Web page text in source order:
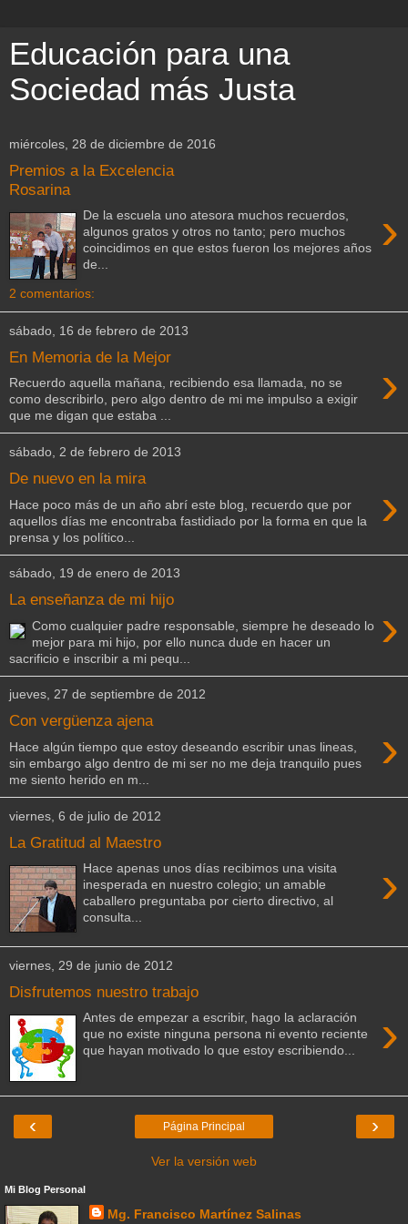
Educación para una
Sociedad más Justa
miércoles, 28 de diciembre de 2016
Premios a la Excelencia
Rosarina
›
De la escuela uno atesora muchos recuerdos,
algunos gratos y otros no tanto; pero muchos
coincidimos en que estos fueron los mejores años
de...
2 comentarios:
sábado, 16 de febrero de 2013
En Memoria de la Mejor ›
Recuerdo aquella mañana, recibiendo esa llamada, no se
como describirlo, pero algo dentro de mi me impulso a exigir
que me digan que estaba ...
sábado, 2 de febrero de 2013
De nuevo en la mira ›
Hace poco más de un año abrí este blog, recuerdo que por
aquellos días me encontraba fastidiado por la forma en que la
prensa y los político...
sábado, 19 de enero de 2013
La enseñanza de mi hijo ›
Como cualquier padre responsable, siempre he deseado lo
mejor para mi hijo, por ello nunca dude en hacer un
sacrificio e inscribir a mi pequ...
jueves, 27 de septiembre de 2012
Con vergüenza ajena ›
Hace algún tiempo que estoy deseando escribir unas lineas,
sin embargo algo dentro de mi ser no me deja tranquilo pues
me siento herido en m...
viernes, 6 de julio de 2012
La Gratitud al Maestro
›
Hace apenas unos días recibimos una visita
inesperada en nuestro colegio; un amable
caballero preguntaba por cierto directivo, al
consulta...
viernes, 29 de junio de 2012
Disfrutemos nuestro trabajo
›
Antes de empezar a escribir, hago la aclaración
que no existe ninguna persona ni evento reciente
que hayan motivado lo que estoy escribiendo...
‹ ›
Página Principal
Ver la versión web
Mi Blog Personal
Mg. Francisco Martínez Salinas